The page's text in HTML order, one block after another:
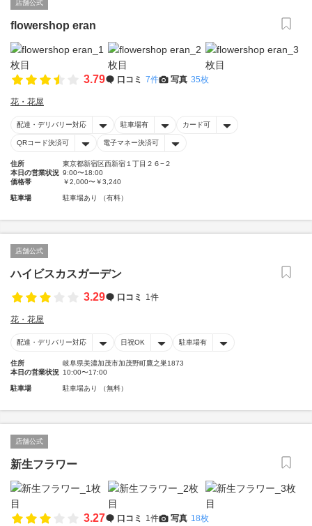
店舗公式
flowershop eran
3.79 口コミ 7件 写真 35枚
花・花屋
配達・デリバリー対応 駐車場有 カード可
QRコード決済可 電子マネー決済可
住所
東京都新宿区西新宿１丁目２６−２
本日の営業状況 9:00〜18:00
価格帯
￥2,000〜￥3,240
駐車場 駐車場あり （有料）
店舗公式
ハイビスカスガーデン
3.29
口コミ 1件
花・花屋
配達・デリバリー対応 日祝OK 駐車場有
住所
岐阜県美濃加茂市加茂野町鷹之巣1873
本日の営業状況 10:00〜17:00
駐車場 駐車場あり （無料）
店舗公式
新生フラワー
3.27 口コミ 1件 写真 18枚